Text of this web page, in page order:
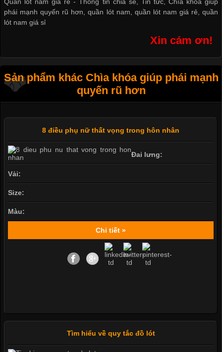
phái mạnh quyến rũ hơn ,quần lót nam quần lót nam giá rẻ
quần
lót nam giá sỉ
Xin cám ơn!
Sản phẩm khác Chìa khóa giúp phái mạnh
quyến rũ hơn
8 điều phụ nữ thất vọng trong hôn nhân
Đai lưng:
Vải:
Size:
Màu:
Chi tiết »
Tìm hiểu về quy tắc đồ lót